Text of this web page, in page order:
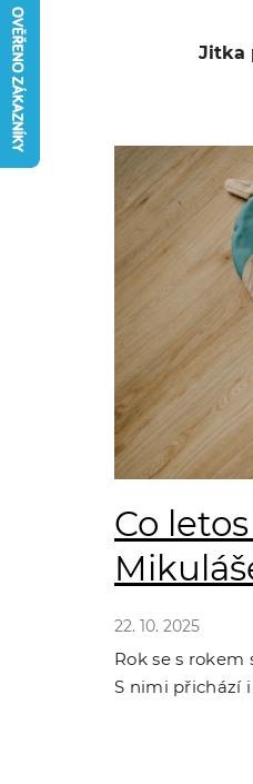
Jitka
V
ý
p
i
s
č
l
á
n
k
ů
Co
22. 10. 2025
Rok se s
S nimi přichází i